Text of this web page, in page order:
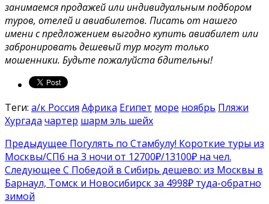
занимаемся продажей или индивидуальным подбором
туров, отелей и авиабилетов. Писать от нашего
имени с предложением выгодно купить авиабилет или
забронировать дешевый тур могут только
мошенники. Будьте пожалуйста бдительны!
Теги: а/к Россия Африка Египет море ноябрь Пляжи
Хургада чартер шарм эль шейх
Предыдущее Погулять по Стамбулу! Короткие туры из
Москвы/СПб на 3 ночи от 12700₽/13100₽ на чел.
Следующее С Победой в Сибирь дешево: из Москвы в
Барнаул, Томск и Новосибирск за 4998₽ туда-обратно
зимой